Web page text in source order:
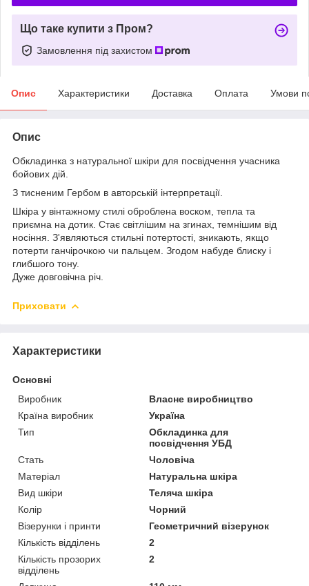
Що таке купити з Пром?
Замовлення під захистом
Опис Характеристики Доставка Оплата Умови
Опис
Обкладинка з натуральної шкіри для посвідчення учасника
бойових дій.
З тисненим Гербом в авторській інтерпретації.
Шкіра у вінтажному стилі оброблена воском, тепла та
приємна на дотик. Стає світлішим на згинах, темнішим від
носіння. З'являються стильні потертості, зникають, якщо
потерти ганчірочкою чи пальцем. Згодом набуде блиску і
глибшого тону.
Дуже довговічна річ.
Приховати
Характеристики
Основні
Виробник
Власне виробництво
Країна виробник
Україна
Тип
Обкладинка для
посвідчення УБД
Стать
Чоловіча
Матеріал
Натуральна шкіра
Вид шкіри
Теляча шкіра
Колір
Чорний
Візерунки і принти
Геометричний візерунок
Кількість відділень
2
Кількість прозорих
відділень
2